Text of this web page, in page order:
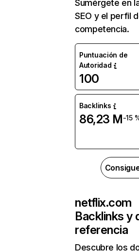
Sumérgete en
SEO y el perfil
competencia.
Puntuación de
Autoridad
100
Backlinks
86,23 M-15
netflix.com
Backlinks y
referencia
Descubre los